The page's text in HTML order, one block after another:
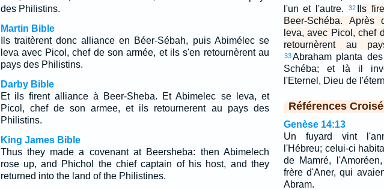
des Philistins.
Martin Bible
Ils traitèrent donc alliance en Béer-Sébah, puis Abimélec se
leva avec Picol, chef de son armée, et ils s'en retournèrent au
pays des Philistins.
Darby Bible
Et ils firent alliance à Beer-Sheba. Et Abimelec se leva, et
Picol, chef de son armee, et ils retournerent au pays des
Philistins.
King James Bible
Thus they made a covenant at Beersheba: then Abimelech
rose up, and Phichol the chief captain of his host, and they
returned into the land of the Philistines.
l'un et l'autre.
32
Ils
Beer-Schéba. Après
leva, avec Picol, chef
retournèrent au
33Abraham planta
Schéba; et là il
l'Eternel, Dieu de
Références
Genèse 14:13
Un fuyard vint
l'Hébreu; celui-ci
de Mamré,
frère d'Aner, qui
Abram.